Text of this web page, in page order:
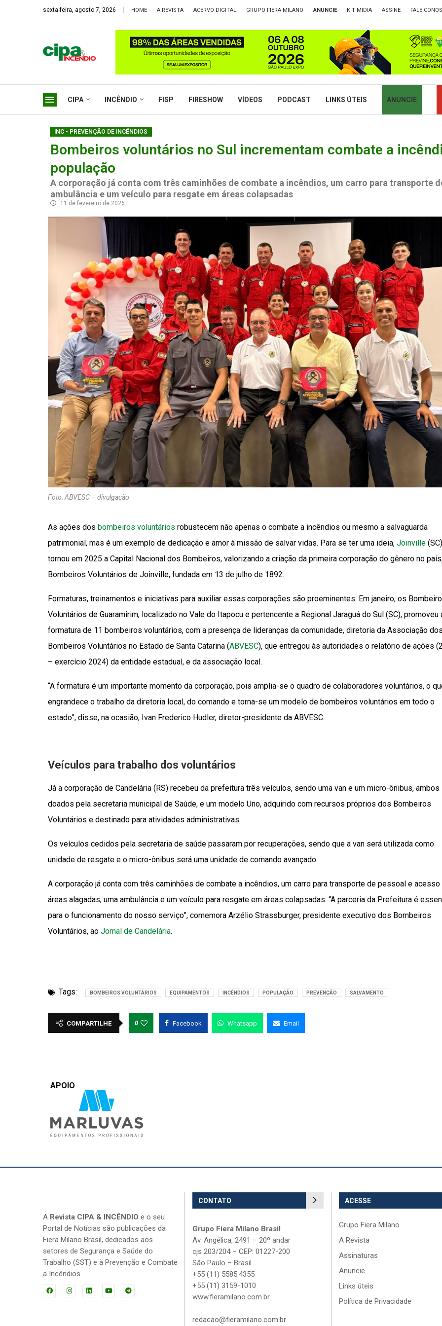
sexta-feira, agosto 7, 2026 HOME A REVISTA ACERVO DIGITAL GRUPO FIERA MILANO ANUNCIE KIT MIDIA ASSINE FALE
CIPA INCÊNDIO FISP FIRESHOW VÍDEOS PODCAST LINKS ÚTEIS ANUNCIE
INC - PREVENÇÃO DE INCÊNDIOS
Bombeiros voluntários no Sul incrementam combate a
população
A corporação já conta com três caminhões de combate a incêndios, um carro para transporte
ambulância e um veículo para resgate em áreas colapsadas
11 de fevereiro de 2026
Foto: ABVESC – divulgação
As ações dos bombeiros voluntários robustecem não apenas o combate a incêndios ou mesmo a salvaguarda
patrimonial, mas é um exemplo de dedicação e amor à missão de salvar vidas. Para se ter uma ideia, Joinville
tornou em 2025 a Capital Nacional dos Bombeiros, valorizando a criação da primeira corporação do gênero no
Bombeiros Voluntários de Joinville, fundada em 13 de julho de 1892.
Formaturas, treinamentos e iniciativas para auxiliar essas corporações são proeminentes. Em janeiro, os
Voluntários de Guaramirim, localizado no Vale do Itapocu e pertencente a Regional Jaraguá do Sul (SC), promoveu
formatura de 11 bombeiros voluntários, com a presença de lideranças da comunidade, diretoria da Associação
Bombeiros Voluntários no Estado de Santa Catarina (ABVESC), que entregou às autoridades o relatório de ações
– exercício 2024) da entidade estadual, e da associação local.
“A formatura é um importante momento da corporação, pois amplia-se o quadro de colaboradores voluntários, o
engrandece o trabalho da diretoria local, do comando e torna-se um modelo de bombeiros voluntários em todo o
estado”, disse, na ocasião, Ivan Frederico Hudler, diretor-presidente da ABVESC.
Veículos para trabalho dos voluntários
Já a corporação de Candelária (RS) recebeu da prefeitura três veículos, sendo uma van e um micro-ônibus, ambos
doados pela secretaria municipal de Saúde, e um modelo Uno, adquirido com recursos próprios dos Bombeiros
Voluntários e destinado para atividades administrativas.
Os veículos cedidos pela secretaria de saúde passaram por recuperações, sendo que a van será utilizada como
unidade de resgate e o micro-ônibus será uma unidade de comando avançado.
A corporação já conta com três caminhões de combate a incêndios, um carro para transporte de pessoal e acesso
áreas alagadas, uma ambulância e um veículo para resgate em áreas colapsadas. “A parceria da Prefeitura é
para o funcionamento do nosso serviço”, comemora Arzélio Strassburger, presidente executivo dos Bombeiros
Voluntários, ao Jornal de Candelária.
Tags: BOMBEIROS VOLUNTÁRIOS EQUIPAMENTOS INCÊNDIOS POPULAÇÃO PREVENÇÃO SALVAMENTO
COMPARTILHE 0 Facebook Whatsapp Email
APOIO
A Revista CIPA & INCÊNDIO e o seu
Portal de Notícias são publicações da
Fiera Milano Brasil, dedicados aos
setores de Segurança e Saúde do
Trabalho (SST) e à Prevenção e Combate
a Incêndios
CONTATO
Grupo Fiera Milano Brasil
Av. Angélica, 2491 – 20º andar
cjs 203/204 – CEP: 01227-200
São Paulo – Brasil
+55 (11) 5585.4355
+55 (11) 3159-1010
www.fieramilano.com.br
redacao@fieramilano.com.br
ACESSE
Grupo Fiera Milano
A Revista
Assinaturas
Anuncie
Links úteis
Política de Privacidade